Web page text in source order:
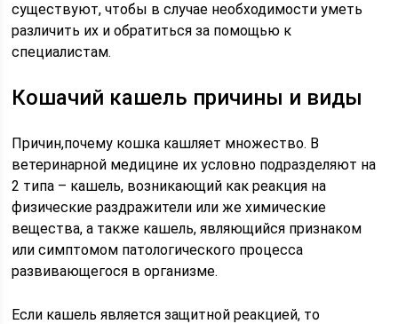
существуют, чтобы в случае необходимости уметь
различить их и обратиться за помощью к
специалистам.
Кошачий кашель причины и виды
Причин,почему кошка кашляет множество. В
ветеринарной медицине их условно подразделяют на
2 типа – кашель, возникающий как реакция на
физические раздражители или же химические
вещества, а также кашель, являющийся признаком
или симптомом патологического процесса
развивающегося в организме.
Если кашель является защитной реакцией, то